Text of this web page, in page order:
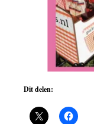
Dit delen: